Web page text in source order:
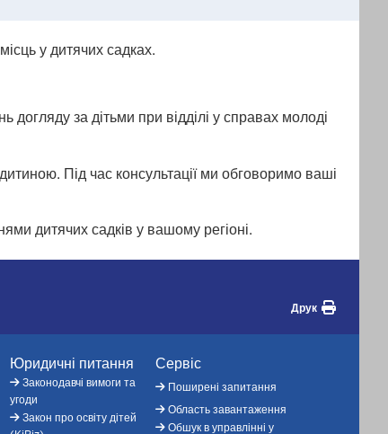
у дитячих садках.
догляду за дітьми при відділі у справах молоді
Під час консультації ми обговоримо ваші
дитячих садків у вашому регіоні.
Друк
Юридичні питання
Законодавчі вимоги та
угоди
Закон про освіту дітей
Сервіс
Поширені запитання
Область завантаження
Обшук в управлінні у